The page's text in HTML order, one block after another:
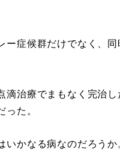
症候群だけでなく、
治療でまもなく完治し
った。
かなる病なのだろうか